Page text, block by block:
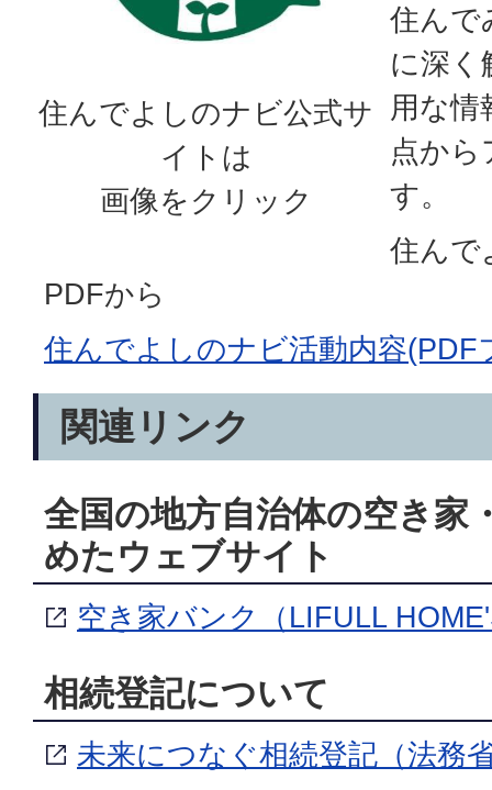
住んでよしのナビ公式サ
イトは
画像をクリック
住んで
に深く
用な情
点か
す。
住んで
PDFから
住んでよしのナビ活動内容(PDF
関連リンク
全国の地方自治体の空き家
めたウェブサイト
空き家バンク（LIFULL
相続登記について
未来につなぐ相続登記（法務